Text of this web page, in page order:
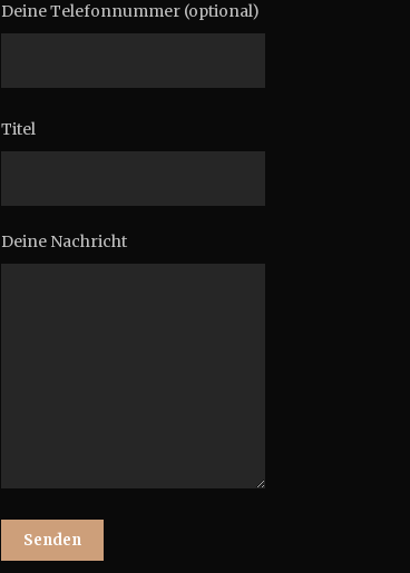
Deine Telefonnummer (optional)
Titel
Deine Nachricht